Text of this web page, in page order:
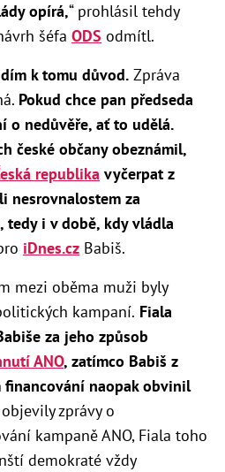
opírá,“ prohlásil tehdy
šéfa ODS odmítl.
k tomu důvod. Zpráva
Pokud chce pan předseda
o nedůvěře, ať to udělá.
české občany obeznámil,
republika vyčerpat z
nesrovnalostem za
i v době, kdy vládla
iDnes.cz Babiš.
mezi oběma muži byly
kampaní. Fiala
za jeho způsob
ANO, zatímco Babiš z
naopak obvinil
zprávy o
kampaně ANO, Fiala toho
demokraté vždy